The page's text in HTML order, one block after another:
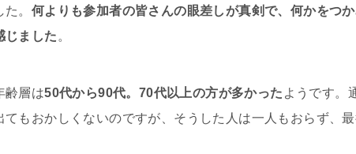
。 何よりも参加者の皆さんの眼差しが真剣で、何かをつ
じました 。
齢層は50代から90代。70代以上の方が多かった ようです。
てもおかしくないのですが、そうした人は一人もおらず、